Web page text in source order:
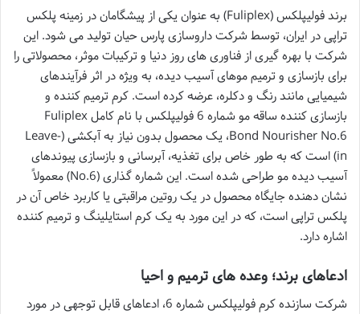
برند فولیپلکس (Fuliplex) به عنوان یکی از پیشگامان در زمینه پلکس
تراپی در ایران، توسط شرکت داروسازی پارس حیان تولید می شود. این
شرکت با بهره گیری از فناوری های روز دنیا و ترکیبات موثر، محصولاتی را
برای بازسازی و ترمیم موهای آسیب دیده، به ویژه در اثر فرآیندهای
شیمیایی مانند رنگ و دکلره، عرضه کرده است. کرم ترمیم کننده و
بازسازی کننده ساقه مو شماره 6 فولیپلکس با نام کامل Fuliplex
Bond Nourisher No.6، یک محصول بدون نیاز به آبکشی (Leave-
in) است که به طور خاص برای تغذیه، آبرسانی و بازسازی پیوندهای
آسیب دیده مو طراحی شده است. این شماره گذاری (No.6) معمولاً
نشان دهنده جایگاه محصول در یک روتین مراقبتی یا کاربرد خاص آن در
پلکس تراپی است، که در این مورد به یک کرم استایلینگ و ترمیم کننده
اشاره دارد.
ادعاهای برند؛ وعده های ترمیم و احیا
شرکت سازنده کرم فولیپلکس شماره 6، ادعاهای قابل توجهی در مورد